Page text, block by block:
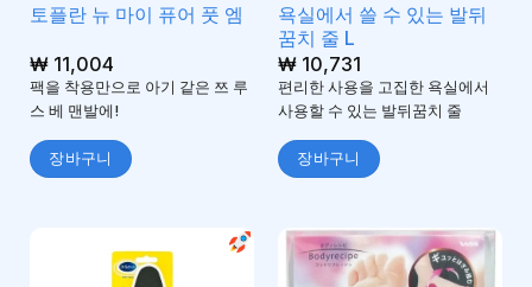
토플란 뉴 마이 퓨어 풋 엠
₩11,004
팩을 착용만으로 아기 같은 쯔 루
스 베 맨발에!
장바구니
욕실에서 쓸 수 있는 발뒤
꿈치 줄 L
₩10,731
편리한 사용을 고집한 욕실에서
사용할 수 있는 발뒤꿈치 줄
장바구니